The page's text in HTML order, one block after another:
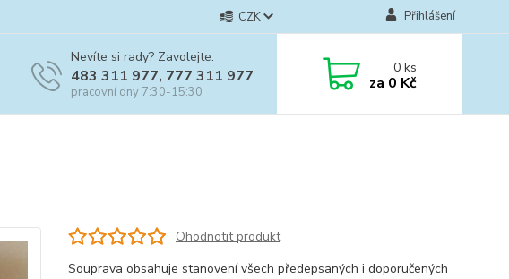
CZK Přihlášení
Nevíte si rady? Zavolejte.
483 311 977, 777 311 977
pracovní dny 7:30-15:30
0ks
za 0 Kč
Ohodnotit produkt
Souprava obsahuje stanovení všech předepsaných i doporučených